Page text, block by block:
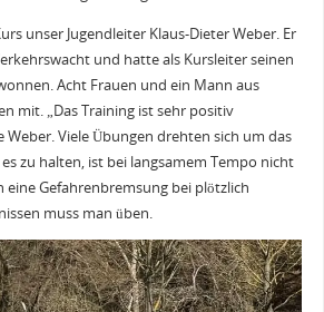
unser Jugendleiter Klaus-Dieter Weber. Er
und hatte als Kursleiter seinen
Acht Frauen und ein Mann aus
mit. „Das Training ist sehr positiv
Weber. Viele Übungen drehten sich um das
zu halten, ist bei langsamem Tempo nicht
eine Gefahrenbremsung bei plötzlich
muss man üben.